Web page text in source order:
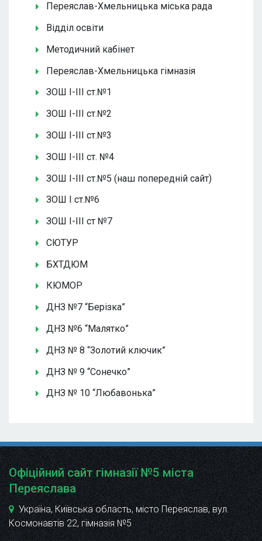
Переяслав-Хмельницька міська рада
Відділ освіти
Методичний кабінет
Переяслав-Хмельницька гімназія
ЗОШ І-ІІІ ст.№1
ЗОШ І-ІІІ ст.№2
ЗОШ І-ІІІ ст.№3
ЗОШ І-ІІІ ст. №4
ЗОШ І-ІІІ ст.№5 (наш попередній сайт)
ЗОШ І ст.№6
ЗОШ І-ІІІ ст №7
СЮТУР
БХТДЮМ
КЮМОР
ДНЗ №7 “Берізка”
ДНЗ №6 “Малятко”
ДНЗ № 8 “Золотий ключик”
ДНЗ № 9 “Сонечко”
ДНЗ № 10 “Любавонька”
Офіційний сайт гімназії №5 міста
Переяслава
Україна, Київська область, місто Переяслав, вул.
Космонавтів 22, гімназія №5